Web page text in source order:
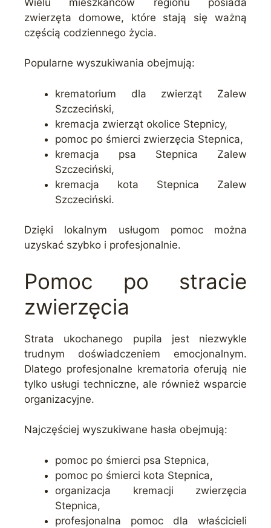
zwierzęta domowe, które stają się ważną
częścią codziennego życia.
Popularne wyszukiwania obejmują:
krematorium dla zwierząt Zalew
Szczeciński,
kremacja zwierząt okolice Stepnicy,
pomoc po śmierci zwierzęcia Stepnica,
kremacja psa Stepnica Zalew
Szczeciński,
kremacja kota Stepnica Zalew
Szczeciński.
Dzięki lokalnym usługom pomoc można
uzyskać szybko i profesjonalnie.
Pomoc po stracie
zwierzęcia
Strata ukochanego pupila jest niezwykle
trudnym doświadczeniem emocjonalnym.
Dlatego profesjonalne krematoria oferują nie
tylko usługi techniczne, ale również wsparcie
organizacyjne.
Najczęściej wyszukiwane hasła obejmują:
pomoc po śmierci psa Stepnica,
pomoc po śmierci kota Stepnica,
organizacja kremacji zwierzęcia
Stepnica,
profesjonalna pomoc dla właścicieli